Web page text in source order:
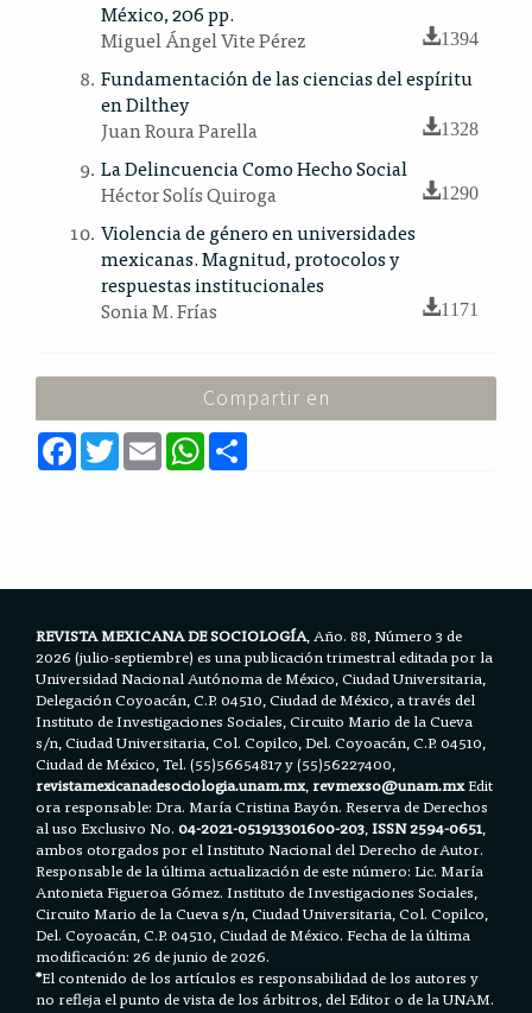
México, 206 pp.
Miguel Ángel Vite Pérez
1394
Fundamentación de las ciencias del espíritu
en Dilthey
Juan Roura Parella
1328
La Delincuencia Como Hecho Social
Héctor Solís Quiroga
1290
Violencia de género en universidades
mexicanas. Magnitud, protocolos y
respuestas institucionales
Sonia M. Frías
1171
Compartir en
F
a
c
T
w
E
m
a
W
h
a
REVISTA MEXICANA DE SOCIOLOGÍA, Año. 88, Número 3 de
2026 (julio-septiembre) es una publicación trimestral editada por la
Universidad Nacional Autónoma de México, Ciudad Universitaria,
Delegación Coyoacán, C.P. 04510, Ciudad de México, a través del
Instituto de Investigaciones Sociales, Circuito Mario de la Cueva
s/n, Ciudad Universitaria, Col. Copilco, Del. Coyoacán, C.P. 04510,
Ciudad de México, Tel. (55)56654817 y (55)56227400,
revistamexicanadesociologia.unam.mx,revmexso@unam.mxEdit
ora responsable: Dra. María Cristina Bayón. Reserva de Derechos
al uso Exclusivo No.04-2021-051913301600-203,ISSN 2594-0651,
ambos otorgados por el Instituto Nacional del Derecho de Autor.
Responsable de la última actualización de este número: Lic. María
Antonieta Figueroa Gómez. Instituto de Investigaciones Sociales,
Circuito Mario de la Cueva s/n, Ciudad Universitaria, Col. Copilco,
Del. Coyoacán, C.P. 04510, Ciudad de México. Fecha de la última
modificación: 26 de junio de 2026.
*El contenido de los artículos es responsabilidad de los autores y
no refleja el punto de vista de los árbitros, del Editor o de la UNAM.